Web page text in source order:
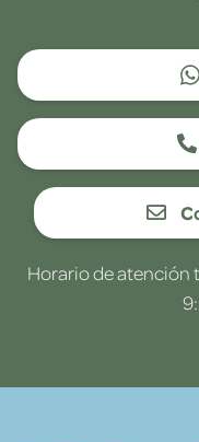
Horario de atención